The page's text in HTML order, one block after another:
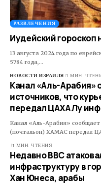
РАЗВЛЕЧЕНИЯ
Иудейский гороскоп
13 августа 2024 года по
5784 года,…
НОВОСТИ ИЗРАИЛЯ 1 МИН.
Канал «Аль-Арабия»
источников, что
передал ЦАХАЛу
Канал «Аль-Арабия» сообщает
(почтальон) ХАМАС передал
1 МИН. ЧТЕНИЯ
Недавно ВВС
инфраструктуру в
Хан Юнеса, арабы